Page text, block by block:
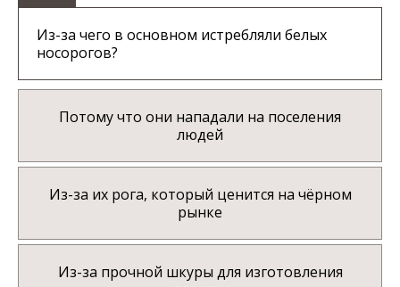
Из-за чего в основном истребляли белых
носорогов?
Потому что они нападали на поселения
людей
Из-за их рога, который ценится на чёрном
рынке
Из-за прочной шкуры для изготовления